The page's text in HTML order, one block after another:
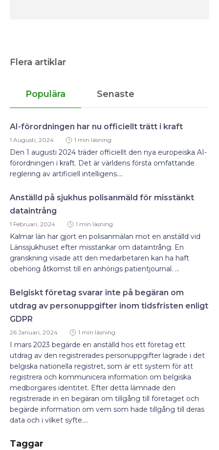
Flera artiklar
Populära Senaste
AI-förordningen har nu officiellt trätt i kraft
1 Augusti, 2024 1 min läsning
Den 1 augusti 2024 träder officiellt den nya europeiska AI-
förordningen i kraft. Det är världens första omfattande
reglering av artificiell intelligens....
Anställd på sjukhus polisanmäld för misstänkt
dataintrång
1 Februari, 2024 1 min läsning
Kalmar län har gjort en polisanmälan mot en anställd vid
Länssjukhuset efter misstankar om dataintrång. En
granskning visade att den medarbetaren kan ha haft
obehörig åtkomst till en anhörigs patientjournal. ...
Belgiskt företag svarar inte på begäran om
utdrag av personuppgifter inom tidsfristen enligt
GDPR
26 Januari, 2024 1 min läsning
I mars 2023 begärde en anställd hos ett företag ett
utdrag av den registrerades personuppgifter lagrade i det
belgiska nationella registret, som är ett system för att
registrera och kommunicera information om belgiska
medborgares identitet. Efter detta lämnade den
registrerade in en begäran om tillgång till företaget och
begärde information om vem som hade tillgång till deras
data och i vilket syfte....
Taggar